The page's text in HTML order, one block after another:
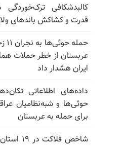
کالبدشکافی
قدرت و کشاکش باندهای
عربستان از خطر حملات
ایران هشدار داد
داده‌های اطلاعاتی
حوثی‌ها و شبه‌نظامیان
برای حمله به عربستان